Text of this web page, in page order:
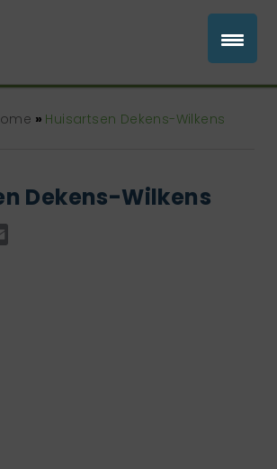
» Huisartsen Dekens-Wilkens
Dekens-Wilkens